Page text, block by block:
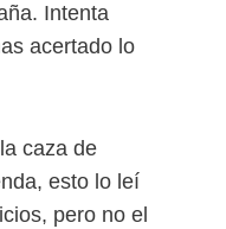
Intenta
acertado lo
caza de
esto lo leí
pero no el